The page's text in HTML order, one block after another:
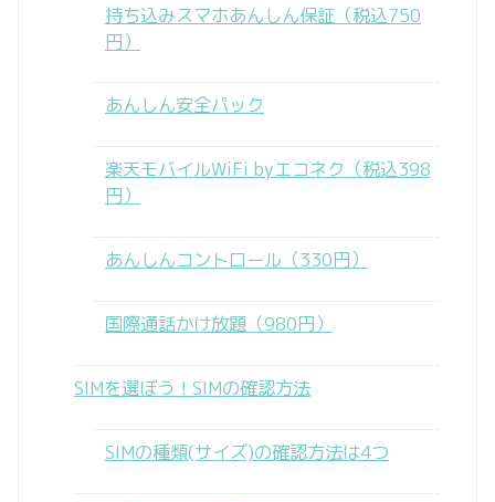
持ち込みスマホあんしん保証（税込750
円）
あんしん安全パック
楽天モバイルWiFi byエコネク（税込398
円）
あんしんコントロール（330円）
国際通話かけ放題（980円）
SIMを選ぼう！SIMの確認方法
SIMの種類(サイズ)の確認方法は4つ